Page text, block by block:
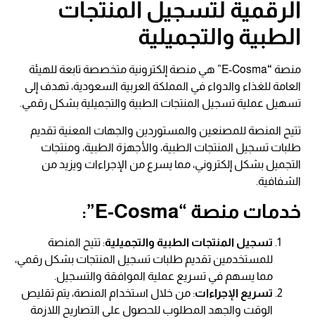
الرقمية لتسجيل المنتجات
الطبية والتجميلية
منصة“
E-Cosma” هي منصة إلكترونية متخصصة تابعة للهيئة
العامة للغذاء والدواء في المملكة العربية السعودية، تهدف إلى
تسهيل عملية تسجيل المنتجات الطبية والتجميلية بشكل رقمي.
تتيح المنصة للمصنعين والمستوردين والجهات المعنية تقديم
طلبات تسجيل المنتجات الطبية، والأجهزة الطبية، ومنتجات
التجميل بشكل إلكتروني، مما يسرع من الإجراءات ويزيد من
الشفافية.
خدمات منصة “E-Cosma”:
تسجيل المنتجات الطبية والتجميلية: تتيح المنصة
للمستخدمين تقديم طلبات تسجيل المنتجات بشكل رقمي،
مما يسهم في تسريع عملية الموافقة والتسجيل.
تسريع الإجراءات: من خلال استخدام المنصة، يتم تقليص
الوقت والجهد المطلوب للحصول على التصاريح اللازمة